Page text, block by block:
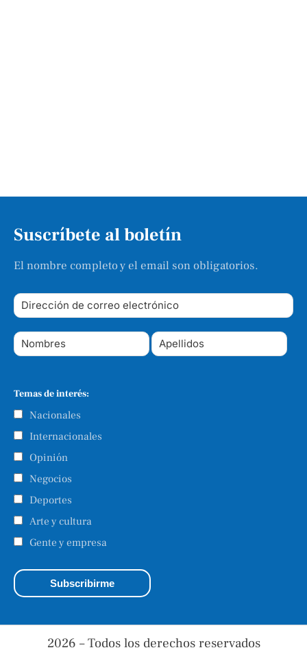
Suscríbete al boletín
El nombre completo y el email son obligatorios.
Temas de interés:
Nacionales
Internacionales
Opinión
Negocios
Deportes
Arte y cultura
Gente y empresa
2026 – Todos los derechos reservados